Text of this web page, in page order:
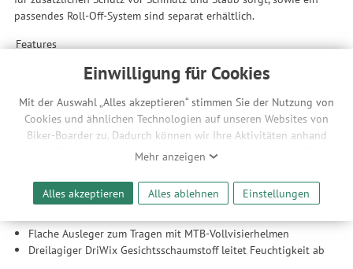
Einwilligung für Cookies
Mit der Auswahl „Alles akzeptieren“ stimmen Sie der Nutzung von
Cookies und ähnlichen Technologien auf unseren Websites von
Biker-Boarder zu. Dadurch können wir Ihre Aktivitäten anhand
Ihrer Geräte- und Browsereinstellungen nachvollziehen. Dies
Werbeanzeigen für Sie bereitzustellen sowie Funktionalitäten
unserer Website sicherzustellen und stetig zu verbessern. Dabei
werden Ihre Daten auch an Drittanbieter und Werbepartner
weitergegeben. Die Verarbeitung erfolgt ausschließlich zum
Zwecke der Einbindung von Streaming-Inhalten und der
Mehr anzeigen
Alles akzeptieren Alles ablehnen Einstellungen
passendes Roll-Off-System sind separat erhältlich.
Features
Hoher Tragekomfort, maximale Belüftung und leichtes
Verstauen dank lückenloser Integration in Smith Helme
Roll-Off-kompatibles Design (passendes Roll-Off-System für
die Rhythm MTB separat erhältlich)
Rahmen
Offenes Belüftungssystem fördert die Luftzirkulation und
verhindert Beschlagen
Ultrabreites silikonbeschichtetes Band bleibt an Ort und
Flache Ausleger zum Tragen mit MTB-Vollvisierhelmen
Dreilagiger DriWix Gesichtsschaumstoff leitet Feuchtigkeit ab